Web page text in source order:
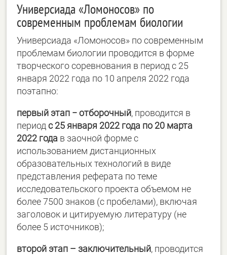
Универсиада «Ломоносов» по
современным проблемам биологии
Универсиада «Ломоносов» по современным
проблемам биологии проводится в форме
творческого соревнования в период с 25
января 2022 года по 10 апреля 2022 года
поэтапно:
первый этап − отборочный, проводится в
периодс 25 января 2022 года по 20 марта
2022 года в заочной форме с
использованием дистанционных
образовательных технологий в виде
представления реферата по теме
исследовательского проекта объемом не
более 7500 знаков (с пробелами), включая
заголовок и цитируемую литературу (не
более 5 источников);
второй этап – заключительный, проводится